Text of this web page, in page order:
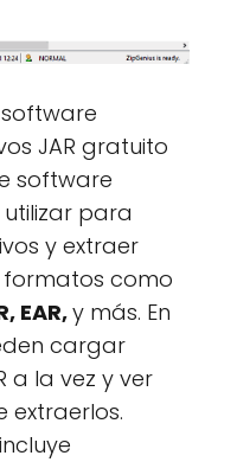
JAR gratuito
software
para
y extraer
como
EAR,y más. En
cargar
a la vez y ver
extraerlos.